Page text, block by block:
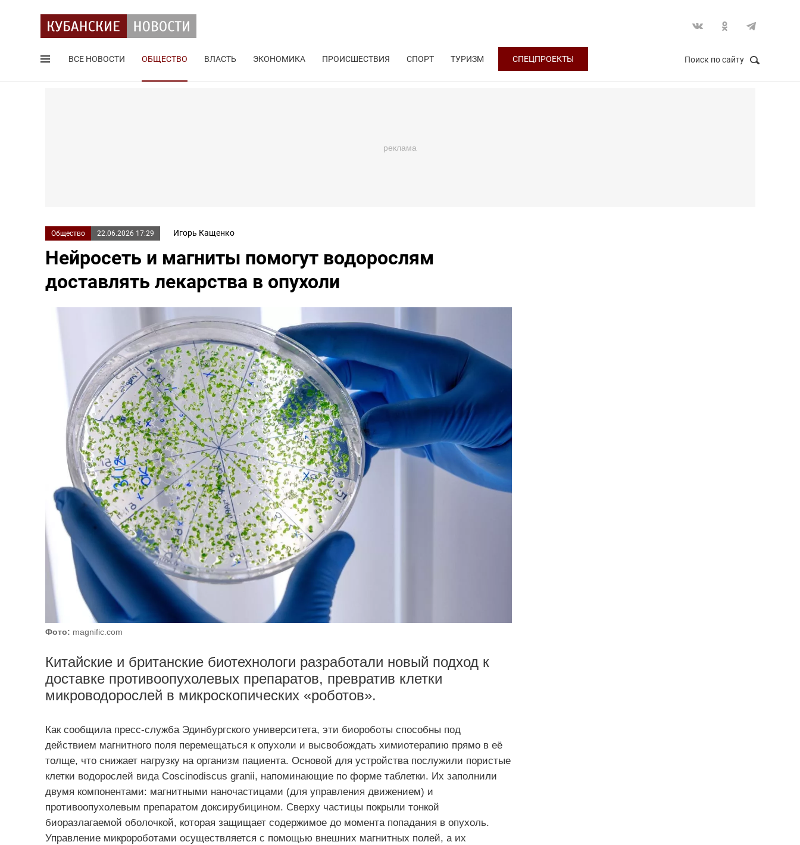
ВСЕ НОВОСТИ ОБЩЕСТВО ВЛАСТЬ ЭКОНОМИКА ПРОИСШЕСТВИЯ СПОРТ ТУРИЗМ СПЕЦПРОЕКТЫ Поиск по сайту
Общество 22.06.2026 17:29 Игорь Кащенко
Нейросеть и магниты помогут водорослям
доставлять лекарства в опухоли
Фото: magnific.com
Китайские и британские биотехнологи разработали новый подход к
доставке противоопухолевых препаратов, превратив клетки
микроводорослей в микроскопических «роботов».
Как сообщила пресс-служба Эдинбургского университета, эти биороботы способны под
действием магнитного поля перемещаться к опухоли и высвобождать химиотерапию прямо в её
толще, что снижает нагрузку на организм пациента. Основой для устройства послужили пористые
клетки водорослей вида Coscinodiscus granii, напоминающие по форме таблетки. Их заполнили
двумя компонентами: магнитными наночастицами (для управления движением) и
противоопухолевым препаратом доксирубицином. Сверху частицы покрыли тонкой
биоразлагаемой оболочкой, которая защищает содержимое до момента попадания в опухоль.
Управление микророботами осуществляется с помощью внешних магнитных полей, а их